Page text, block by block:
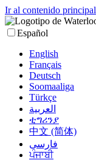
Ir al contenido principal
Español
English
Français
Deutsch
Soomaaliga
Türkçe
العربية‏
ቲግሪንያ
中文 (简体)
فارسی
ਪੰਜਾਬੀ